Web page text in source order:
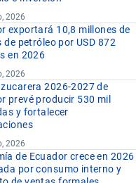
2026
exportará 10,8 millones de
de petróleo por USD 872
en 2026
2026
2026-2027 de
prevé producir 530 mil
y fortalecer
2026
de Ecuador crece en 2026
por consumo interno y